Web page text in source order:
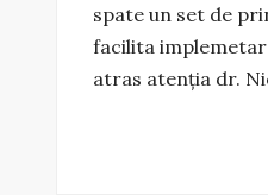
spate un set de
facilita
atras atenția dr.